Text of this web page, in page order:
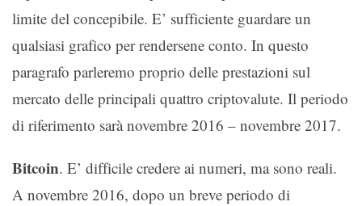
limite del concepibile. E’ sufficiente guardare un
qualsiasi grafico per rendersene conto. In questo
paragrafo parleremo proprio delle prestazioni sul
mercato delle principali quattro criptovalute. Il periodo
di riferimento sarà novembre 2016 – novembre 2017.
Bitcoin. E’ difficile credere ai numeri, ma sono reali.
A novembre 2016, dopo un breve periodo di